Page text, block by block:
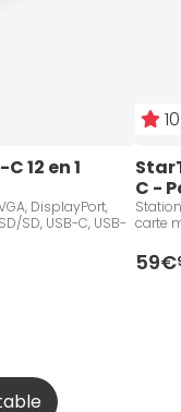
12 en 1
DisplayPort,
SD, USB-C, USB-
C -
Station d'accueil USB-C
carte
59€